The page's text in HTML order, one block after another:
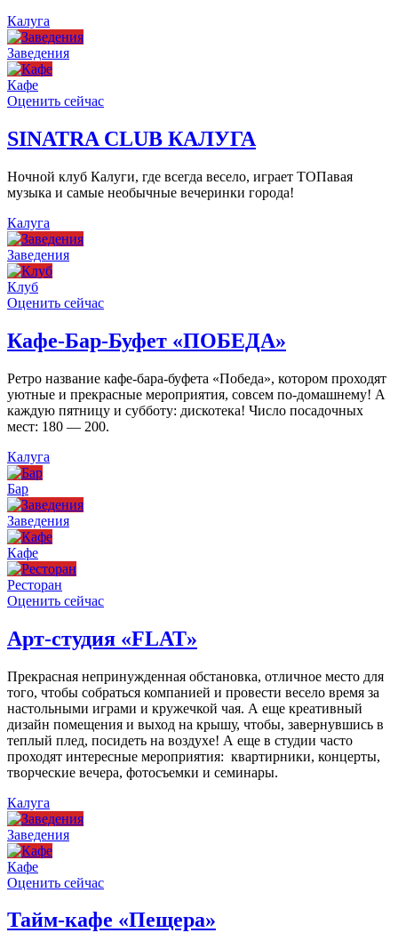
Калуга
Заведения
Кафе
Оценить сейчас
SINATRA CLUB КАЛУГА
Ночной клуб Калуги, где всегда весело, играет ТОПавая
музыка и самые необычные вечеринки города!
Калуга
Заведения
Клуб
Оценить сейчас
Кафе-Бар-Буфет «ПОБЕДА»
Ретро название кафе-бара-буфета «Победа», котором проходят
уютные и прекрасные мероприятия, совсем по-домашнему! А
каждую пятницу и субботу: дискотека! Число посадочных
мест: 180 — 200.
Калуга
Бар
Заведения
Кафе
Ресторан
Оценить сейчас
Арт-студия «FLAT»
Прекрасная непринужденная обстановка, отличное место для
того, чтобы собраться компанией и провести весело время за
настольными играми и кружечкой чая. А еще креативный
дизайн помещения и выход на крышу, чтобы, завернувшись в
теплый плед, посидеть на воздухе! А еще в студии часто
проходят интересные мероприятия: квартирники, концерты,
творческие вечера, фотосъемки и семинары.
Калуга
Заведения
Кафе
Оценить сейчас
Тайм-кафе «Пещера»